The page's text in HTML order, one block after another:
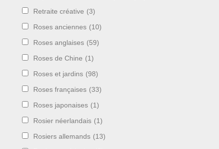
Retraite créative (3)
Roses anciennes (10)
Roses anglaises (59)
Roses de Chine (1)
Roses et jardins (98)
Roses françaises (33)
Roses japonaises (1)
Rosier néerlandais (1)
Rosiers allemands (13)